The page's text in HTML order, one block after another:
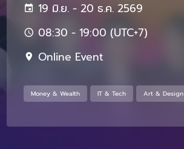
19 มิ.ย. - 20 ธ.ค. 2569
08:30 - 19:00 (UTC+7)
Online Event
Money & Wealth IT & Tech Art & Design